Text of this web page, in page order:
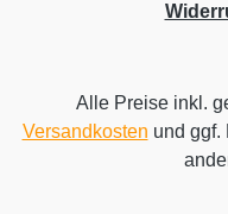
Alle Preise inkl.
Versandkosten und ggf.